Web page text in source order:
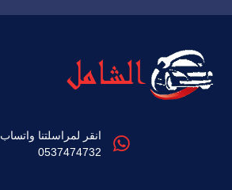
انقر لمراسلتنا واتساب
0537474732